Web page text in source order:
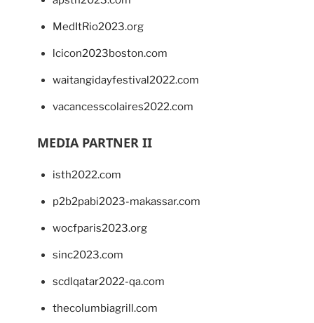
MedItRio2023.org
lcicon2023boston.com
waitangidayfestival2022.com
vacancesscolaires2022.com
MEDIA PARTNER II
isth2022.com
p2b2pabi2023-makassar.com
wocfparis2023.org
sinc2023.com
scdlqatar2022-qa.com
thecolumbiagrill.com